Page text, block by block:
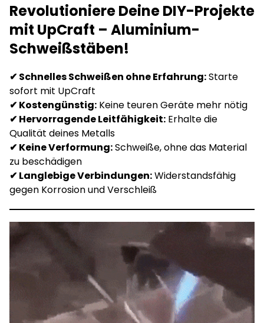
Revolutioniere Deine DIY-Projekte
mit UpCraft – Aluminium-
Schweißstäben!
✔ Schnelles Schweißen ohne Erfahrung:Starte
sofort mit UpCraft
✔ Kostengünstig: Keine teuren Geräte mehr nötig
✔ Hervorragende Leitfähigkeit: Erhalte die
Qualität deines Metalls
✔ Keine Verformung:Schweiße, ohne das Material
zu beschädigen
✔ Langlebige Verbindungen:Widerstandsfähig
gegen Korrosion und Verschleiß